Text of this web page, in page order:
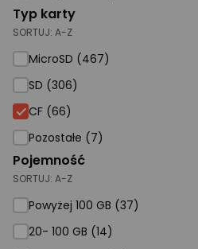
Typ karty
SORTUJ: A-Z
MicroSD (467)
SD (306)
CFCF (66)
Pozostałe (7)
Pojemność
SORTUJ: A-Z
Powyżej 100 GB (37)
20- 100 GB (14)